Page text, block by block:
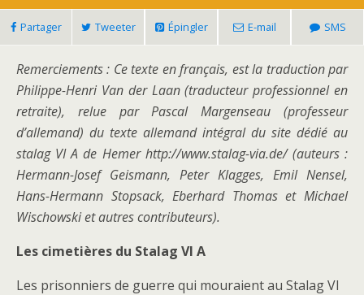
Partager Tweeter Épingler E-mail SMS
Remerciements : Ce texte en français, est la traduction par
Philippe-Henri Van der Laan (traducteur professionnel en
retraite), relue par Pascal Margenseau (professeur
d’allemand) du texte allemand intégral du site dédié au
stalag VI A de Hemer http://www.stalag-via.de/ (auteurs :
Hermann-Josef Geismann, Peter Klagges, Emil Nensel,
Hans-Hermann Stopsack, Eberhard Thomas et Michael
Wischowski et autres contributeurs).
Les cimetières du Stalag VI A
Les prisonniers de guerre qui mouraient au Stalag VI